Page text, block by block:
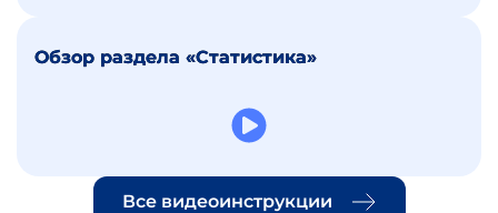
Обзор раздела «Статистика»
Все видеоинструкции